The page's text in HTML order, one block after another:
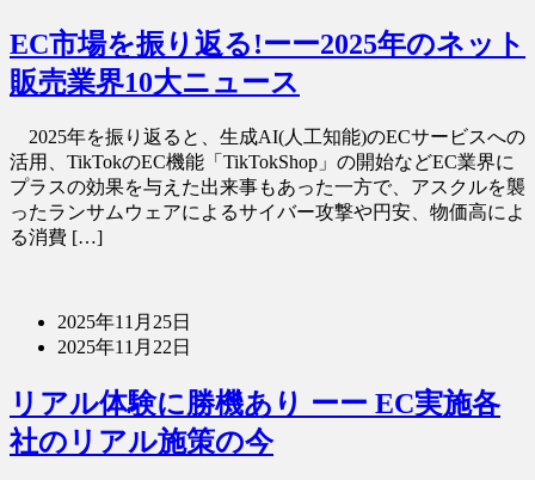
EC市場を振り返る!ーー2025年のネット
販売業界10大ニュース
2025年を振り返ると、生成AI(人工知能)のECサービスへの
活用、TikTokのEC機能「TikTokShop」の開始などEC業界に
プラスの効果を与えた出来事もあった一方で、アスクルを襲
ったランサムウェアによるサイバー攻撃や円安、物価高によ
る消費 […]
2025年11月25日
2025年11月22日
リアル体験に勝機あり ーー EC実施各
社のリアル施策の今